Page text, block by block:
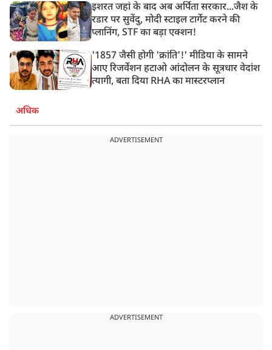
इशरत जहां के बाद अब अर्पिता सरकार...जैश के
रडार पर सुवेंदु, मोदी स्टाइल टार्गेट करने की
प्लानिंग, STF का बड़ा एक्शन!
'1857 जैसी होगी 'क्रांति'!' मीडिया के सामने
आए रिजर्वेशन हटाओ आंदोलन के सूत्रधार वेदांश
त्यागी, बता दिया RHA का मास्टरप्लान
अधिक
ADVERTISEMENT
ADVERTISEMENT